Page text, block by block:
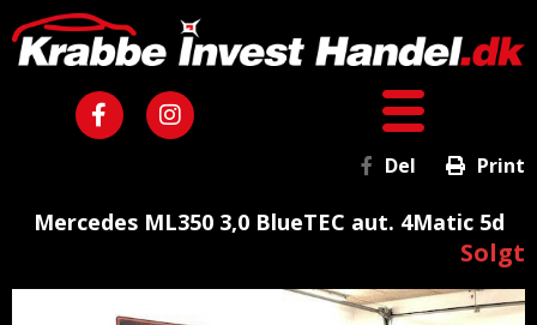
Del Print
Mercedes ML350 3,0 BlueTEC aut. 4Matic 5d
Solgt